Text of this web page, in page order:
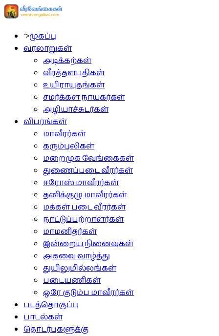
">முகப்பு
வரலாறுகள்
அடிக்கற்கள்
வீரத்தளபதிகள்
உயிராயுதங்கள்
சமர்க்கள நாயகர்கள்
அழியாச்சுடர்கள்
விபரங்கள்
மாவீரர்கள்
கரும்புலிகள்
மறைமுக வேங்கைகள்
துணைப்படை வீரர்கள்
ஈரோஸ் மாவீரர்கள்
தனிக்குழு மாவீரர்கள்
மக்கள் படை வீரர்கள்
நாட்டுப்பற்றாளர்கள்
மாமனிதர்கள்
இன்றைய நினைவுகள்
அகவை வாழ்த்து
துயிலுமில்லங்கள்
படையணிகள்
ஒரே குடும்ப மாவீரர்கள்
படத்தொகுப்பு
பாடல்கள்
தொடர்புகளுக்கு